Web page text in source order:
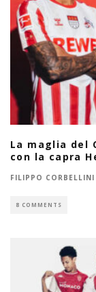
La maglia del
con la capra
FILIPPO CORBELLINI
8 COMMENTS